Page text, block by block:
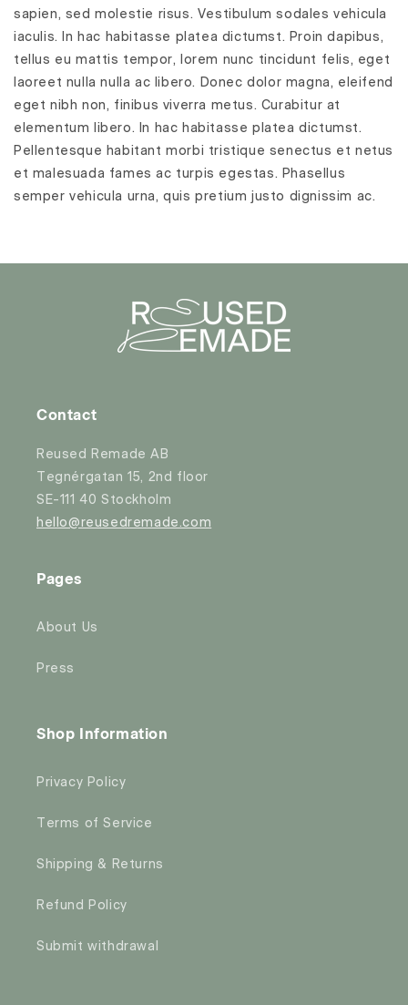
sapien, sed molestie risus. Vestibulum sodales vehicula
iaculis. In hac habitasse platea dictumst. Proin dapibus,
tellus eu mattis tempor, lorem nunc tincidunt felis, eget
laoreet nulla nulla ac libero. Donec dolor magna, eleifend
eget nibh non, finibus viverra metus. Curabitur at
elementum libero. In hac habitasse platea dictumst.
Pellentesque habitant morbi tristique senectus et netus
et malesuada fames ac turpis egestas. Phasellus
semper vehicula urna, quis pretium justo dignissim ac.
Contact
Reused Remade AB
Tegnérgatan 15, 2nd floor
SE-111 40 Stockholm
hello@reusedremade.com
Pages
About Us
Press
Shop Information
Privacy Policy
Terms of Service
Shipping & Returns
Refund Policy
Submit withdrawal